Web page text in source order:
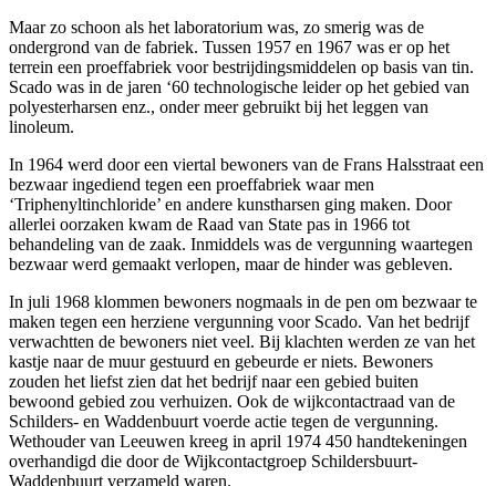
Maar zo schoon als het laboratorium was, zo smerig was de
ondergrond van de fabriek. Tussen 1957 en 1967 was er op het
terrein een proeffabriek voor bestrijdingsmiddelen op basis van tin.
Scado was in de jaren ‘60 technologische leider op het gebied van
polyesterharsen enz., onder meer gebruikt bij het leggen van
linoleum.
In 1964 werd door een viertal bewoners van de Frans Halsstraat een
bezwaar ingediend tegen een proeffabriek waar men
‘Triphenyltinchloride’ en andere kunstharsen ging maken. Door
allerlei oorzaken kwam de Raad van State pas in 1966 tot
behandeling van de zaak. Inmiddels was de vergunning waartegen
bezwaar werd gemaakt verlopen, maar de hinder was gebleven.
In juli 1968 klommen bewoners nogmaals in de pen om bezwaar te
maken tegen een herziene vergunning voor Scado. Van het bedrijf
verwachtten de bewoners niet veel. Bij klachten werden ze van het
kastje naar de muur gestuurd en gebeurde er niets. Bewoners
zouden het liefst zien dat het bedrijf naar een gebied buiten
bewoond gebied zou verhuizen. Ook de wijkcontactraad van de
Schilders- en Waddenbuurt voerde actie tegen de vergunning.
Wethouder van Leeuwen kreeg in april 1974 450 handtekeningen
overhandigd die door de Wijkcontactgroep Schildersbuurt-
Waddenbuurt verzameld waren.